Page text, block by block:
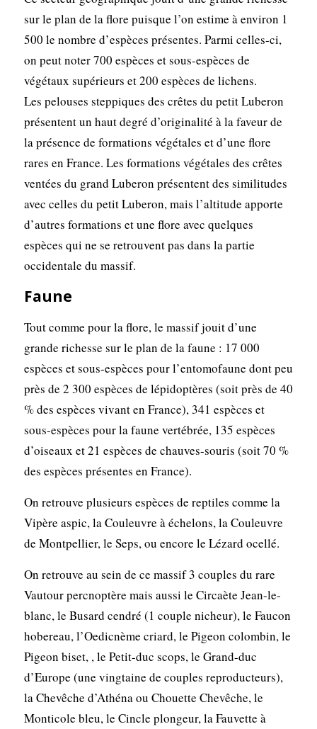
sur le plan de la flore puisque l’on estime à environ 1
500 le nombre d’espèces présentes. Parmi celles-ci,
on peut noter 700 espèces et sous-espèces de
végétaux supérieurs et 200 espèces de lichens.
Les pelouses steppiques des crêtes du petit Luberon
présentent un haut degré d’originalité à la faveur de
la présence de formations végétales et d’une flore
rares en France. Les formations végétales des crêtes
ventées du grand Luberon présentent des similitudes
avec celles du petit Luberon, mais l’altitude apporte
d’autres formations et une flore avec quelques
espèces qui ne se retrouvent pas dans la partie
occidentale du massif.
Faune
Tout comme pour la flore, le massif jouit d’une
grande richesse sur le plan de la faune : 17 000
espèces et sous-espèces pour l’entomofaune dont peu
près de 2 300 espèces de lépidoptères (soit près de 40
% des espèces vivant en France), 341 espèces et
sous-espèces pour la faune vertébrée, 135 espèces
d’oiseaux et 21 espèces de chauves-souris (soit 70 %
des espèces présentes en France).
On retrouve plusieurs espèces de reptiles comme la
Vipère aspic, la Couleuvre à échelons, la Couleuvre
de Montpellier, le Seps, ou encore le Lézard ocellé.
On retrouve au sein de ce massif 3 couples du rare
Vautour percnoptère mais aussi le Circaète Jean-le-
blanc, le Busard cendré (1 couple nicheur), le Faucon
hobereau, l’Oedicnème criard, le Pigeon colombin, le
Pigeon biset, , le Petit-duc scops, le Grand-duc
d’Europe (une vingtaine de couples reproducteurs),
la Chevêche d’Athéna ou Chouette Chevêche, le
Monticole bleu, le Cincle plongeur, la Fauvette à